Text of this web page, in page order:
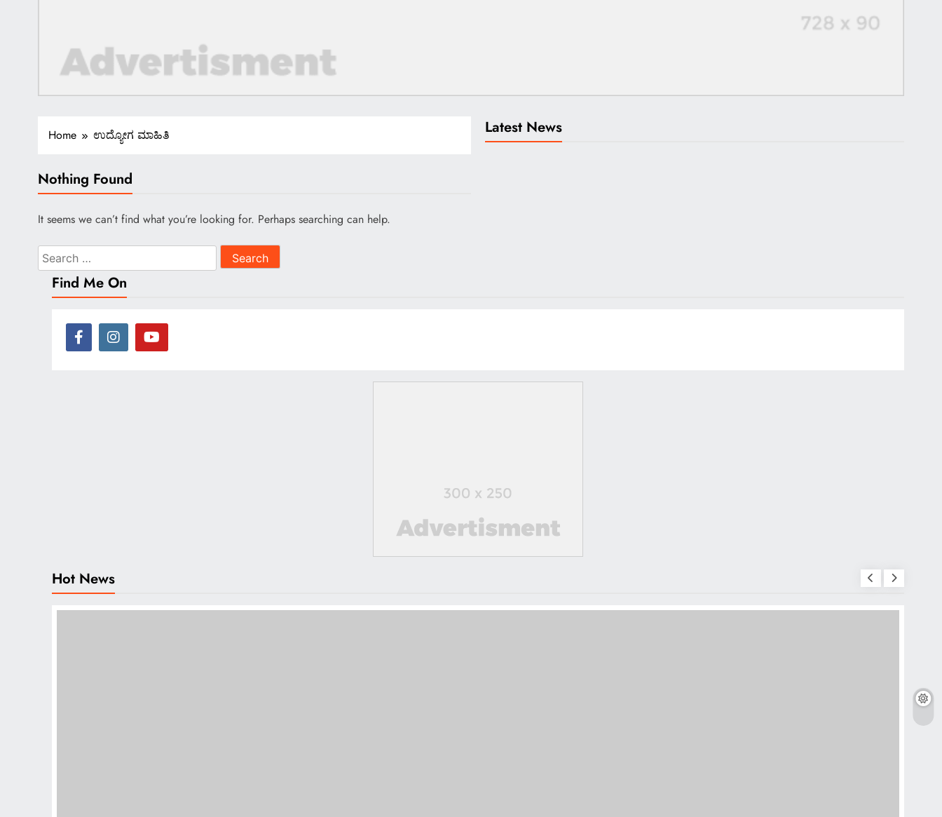
Latest News
Home ಉದ್ಯೋಗ ಮಾಹಿತಿ
Nothing Found
It seems we can’t find what you’re looking for. Perhaps searching can help.
Search
for:
Find Me On
Hot News